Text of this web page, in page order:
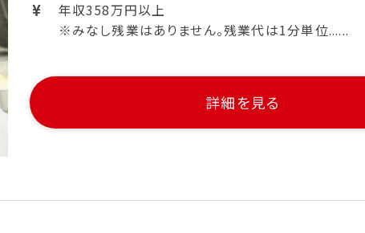
年収358万円以上
※みなし残業はありません。残業代は1分単位......
詳細を見る